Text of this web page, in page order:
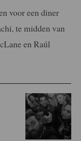
voor een diner
te midden van
en Raúl